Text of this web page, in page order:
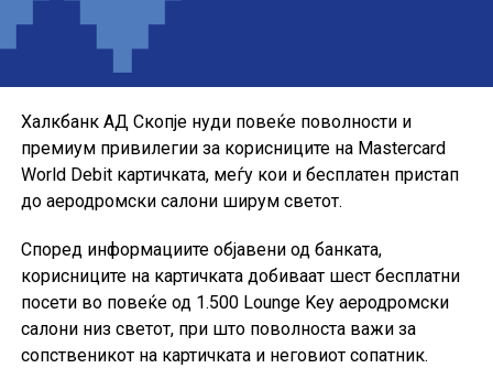
Понудата е наменета за корисниците кои сакаат да ги
користат можностите на кредитната картичка за
своите секојдневни и летни купувања, со промотивна
Халкбанк АД Скопје нуди повеќе поволности и
премиум привилегии за корисниците на Mastercard
World Debit картичката, меѓу кои и бесплатен пристап
до аеродромски салони ширум светот.
Според информациите објавени од банката,
корисниците на картичката добиваат шест бесплатни
посети во повеќе од 1.500 Lounge Key аеродромски
салони низ светот, при што поволноста важи за
сопственикот на картичката и неговиот сопатник.